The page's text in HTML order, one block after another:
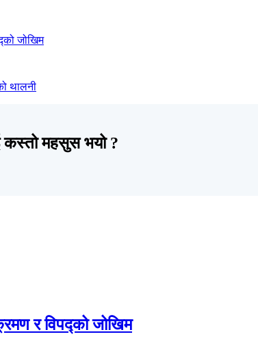
जोखिम
थालनी
कस्तो महसुस भयो ?
र विपद्को जोखिम